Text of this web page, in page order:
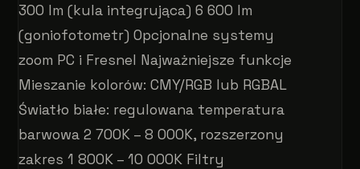
300 lm (kula integrująca) 6 600 lm
(goniofotometr) Opcjonalne systemy
zoom PC i Fresnel Najważniejsze funkcje
Mieszanie kolorów: CMY/RGB lub RGBAL
Światło białe: regulowana temperatura
barwowa 2 700K – 8 000K, rozszerzony
zakres 1 800K – 10 000K Filtry